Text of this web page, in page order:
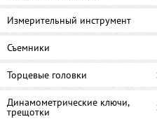
Измерительный инструмент
Съемники
Торцевые головки
Динамометрические ключи,
трещотки